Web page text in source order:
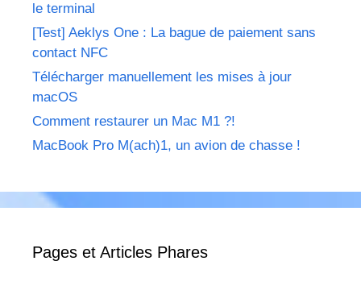
le terminal
[Test] Aeklys One : La bague de paiement sans
contact NFC
Télécharger manuellement les mises à jour
macOS
Comment restaurer un Mac M1 ?!
MacBook Pro M(ach)1, un avion de chasse !
Pages et Articles Phares